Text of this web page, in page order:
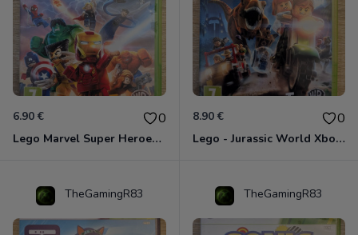
6.90 € 0
Lego Marvel Super Heroes Xbox 360
8.90 € 0
Lego - Jurassic World Xbox 360
TheGamingR83 TheGamingR83